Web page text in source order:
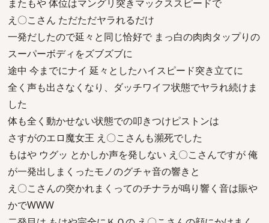
またもや 体位はマングリ突きマックススピードで
え〇こさん ただただヤラれるだけ
一発だしたので延々と同じ恰好で まっ白の肉肉タップりの
スーパーボディをズブズブに
途中 今までにナイ 延々としたハイスピード突き立てに
全く声も出さなくなり、ダッチワイフ状態でヤラれ続けま
した
体も全く動かせない状態での叩きつけピストンは
さすがのエロ魔女王 え〇こさんも瀕死でした
もはや ウグッ とかしか声を発しない え〇こさんですが 俺
が一発出しまくったモノのグチャ音の響きと
え〇こさんの突かれまくってのチナラが鳴り響く音は賑や
かでWWW